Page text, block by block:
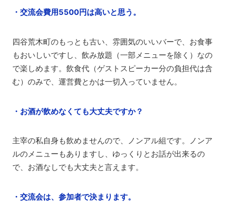
・交流会費用5500円は高いと思う。
四谷荒木町のもっとも古い、雰囲気のいいバーで、お食事
もおいしいですし、飲み放題（一部メニューを除く）なの
で楽しめます。飲食代（ゲストスピーカー分の負担代は含
む）のみで、運営費とかは一切入っていません。
・お酒が飲めなくても大丈夫ですか？
主宰の私自身も飲めませんので、ノンアル組です。ノンア
ルのメニューもありますし、ゆっくりとお話が出来るの
で、お酒なしでも大丈夫と言えます。
・交流会は、参加者で決まります。